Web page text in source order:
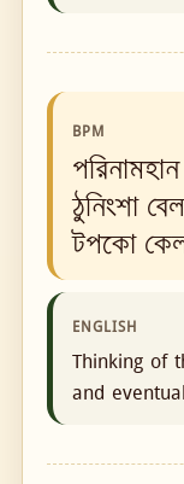
BPM
ঠুনিংশা
টপকো
ENGLISH
Thinking of
and